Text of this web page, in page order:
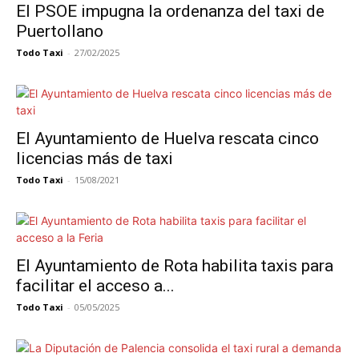
El PSOE impugna la ordenanza del taxi de
Puertollano
Todo Taxi - 27/02/2025
El Ayuntamiento de Huelva rescata cinco
licencias más de taxi
Todo Taxi - 15/08/2021
El Ayuntamiento de Rota habilita taxis para
facilitar el acceso a...
Todo Taxi - 05/05/2025